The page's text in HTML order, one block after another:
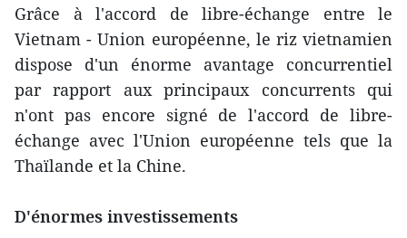
Grâce à l'accord de libre-échange entre le
Vietnam - Union européenne, le riz vietnamien
dispose d'un énorme avantage concurrentiel
par rapport aux principaux concurrents qui
n'ont pas encore signé de l'accord de libre-
échange avec l'Union européenne tels que la
Thaïlande et la Chine.
D'énormes investissements